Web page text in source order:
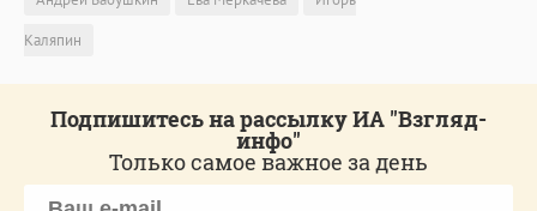
Каляпин
Подпишитесь на рассылку ИА "Взгляд-
инфо"
Только самое важное за день